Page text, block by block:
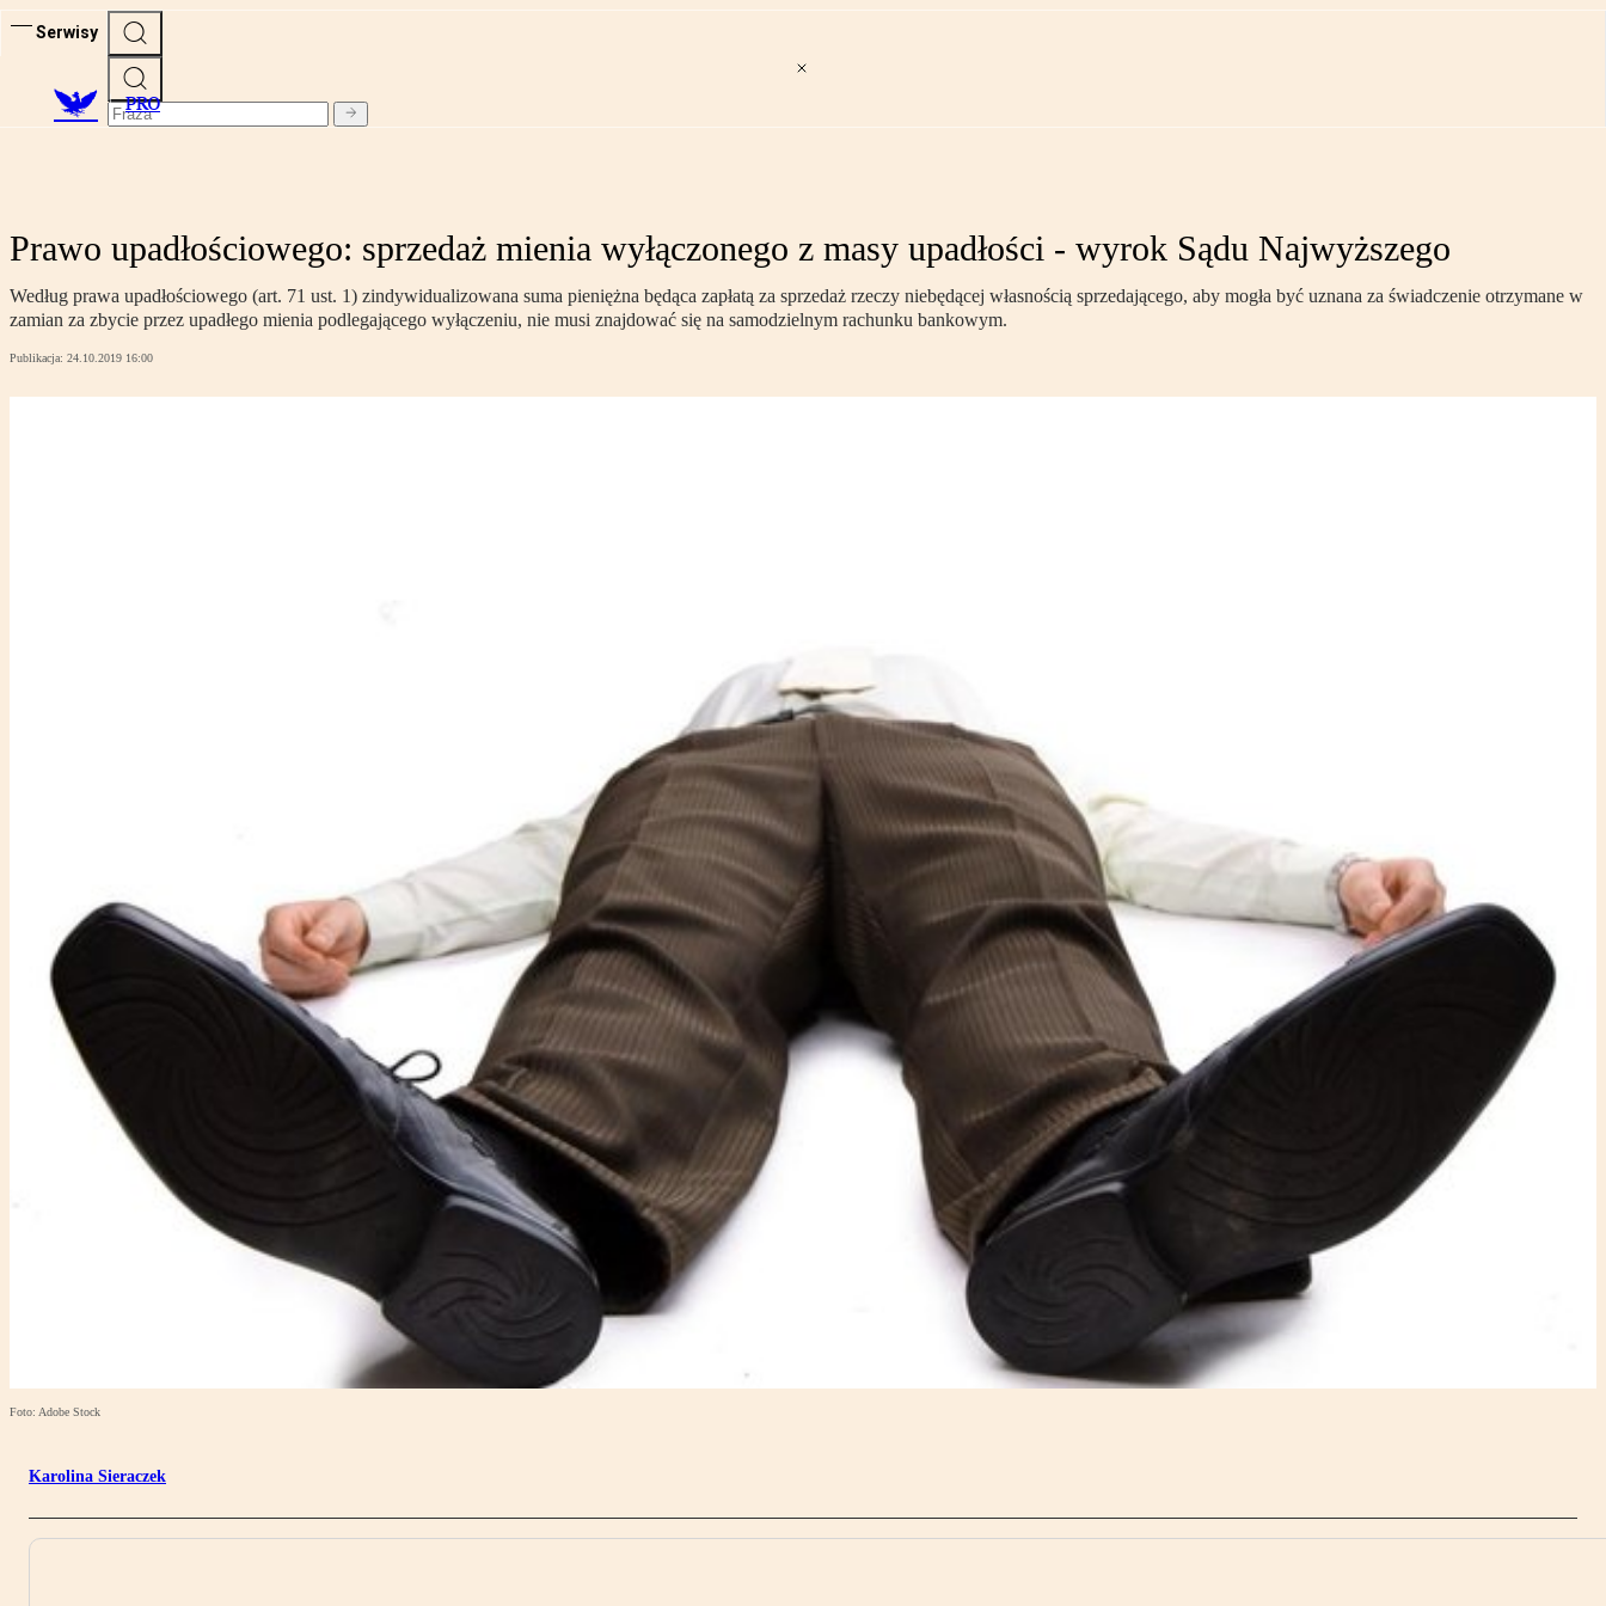
Serwisy
PRO
Prawo upadłościowego: sprzedaż mienia wyłączonego z masy upadłości - wyrok Sądu Najwyższego
Według prawa upadłościowego (art. 71 ust. 1) zindywidualizowana suma pieniężna będąca zapłatą za sprzedaż rzeczy niebędącej własnością sprzedającego, aby mogła być uznana za świadczenie otrzymane w
zamian za zbycie przez upadłego mienia podlegającego wyłączeniu, nie musi znajdować się na samodzielnym rachunku bankowym.
Publikacja: 24.10.2019 16:00
Foto: Adobe Stock
Karolina Sieraczek